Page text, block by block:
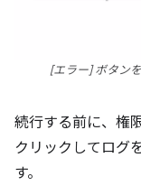
[エラー] ボタン
続行する前に、権
クリックしてログ
す。